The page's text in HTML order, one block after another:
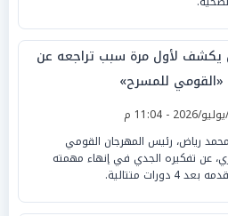
يكشف لأول مرة سبب تراجعه عن
«القومي للمسرح»
رياض، رئيس المهرجان القومي
عن تفكيره الجدي في إنهاء مهمته
دورات متتالية.